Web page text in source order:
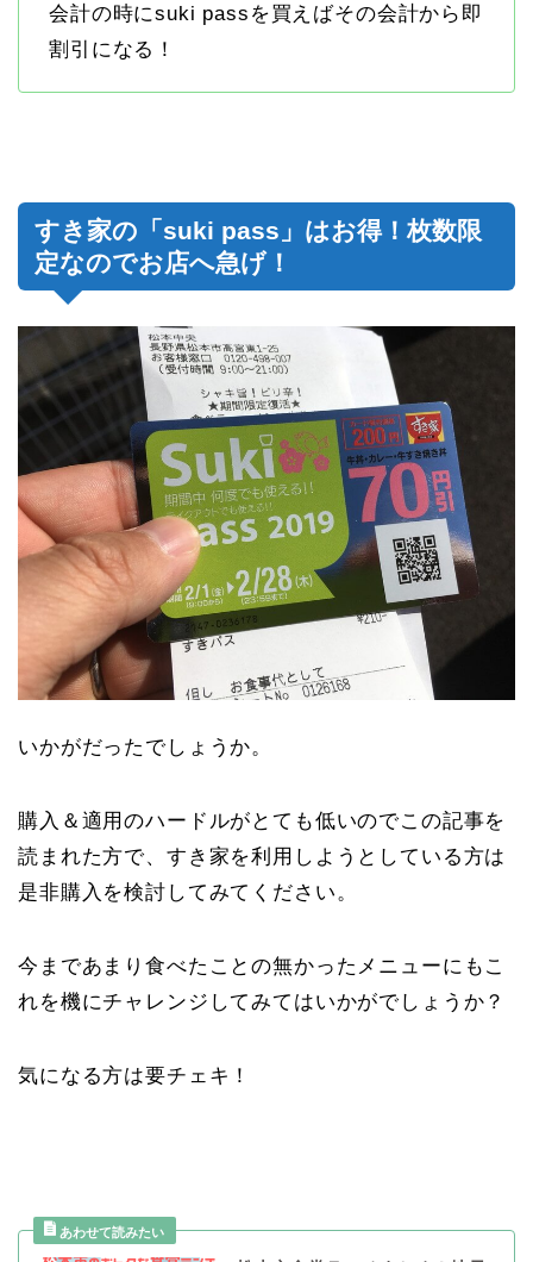
会計の時にsuki passを買えばその会計から即
割引になる！
すき家の「suki pass」はお得！枚数限
定なのでお店へ急げ！
いかがだったでしょうか。
購入＆適用のハードルがとても低いのでこの記事を
読まれた方で、すき家を利用しようとしている方は
是非購入を検討してみてください。
今まであまり食べたことの無かったメニューにもこ
れを機にチャレンジしてみてはいかがでしょうか？
気になる方は要チェキ！